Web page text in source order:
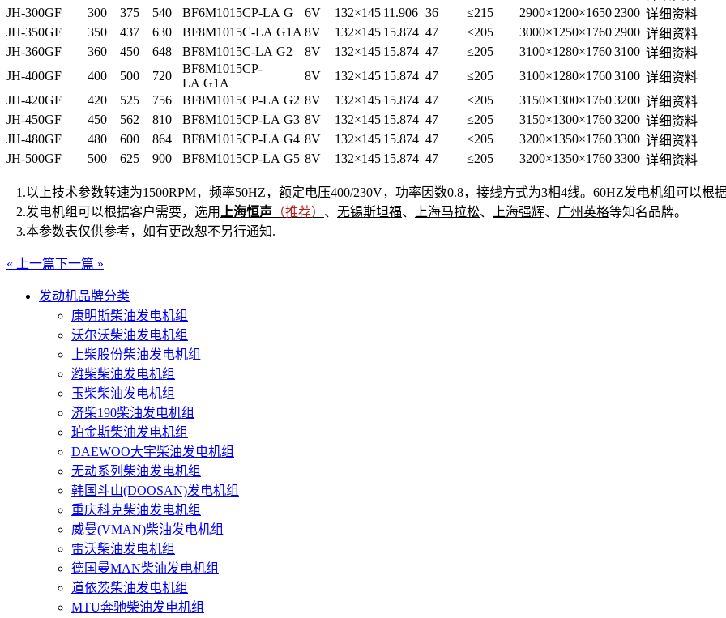
JH-300GF
300 375 540 BF6M1015CP-LA G 6V 132×145 11.906 36 ≤215 2900×1200×1650 2300 详细资料
JH-350GF
350 437 630 BF8M1015C-LA G1A 8V 132×145 15.874 47 ≤205 3000×1250×1760 2900 详细资料
JH-360GF
360 450 648 BF8M1015C-LA G2 8V 132×145 15.874 47 ≤205 3100×1280×17603100 详细资料
JH-400GF
400 500 720
BF8M1015CP-
LA G1A
8V 132×145 15.874 47 ≤205 3100×1280×17603100 详细资料
JH-420GF
420 525 756 BF8M1015CP-LA G2 8V 132×145 15.874 47 ≤205 3150×1300×17603200 详细资料
JH-450GF
450 562 810 BF8M1015CP-LA G3 8V 132×145 15.874 47 ≤205 3150×1300×17603200 详细资料
JH-480GF
480 600 864 BF8M1015CP-LA G4 8V 132×145 15.874 47 ≤205 3200×1350×17603300 详细资料
JH-500GF
500 625 900 BF8M1015CP-LA G5 8V 132×145 15.874 47 ≤205 3200×1350×17603300 详细资料
1.以上技术参数转速为1500RPM，频率50HZ，额定电压400/230V，功率因数0.8，接线方式为3相4线。60HZ发电机组可以根
2.发电机组可以根据客户需要，选用
上海恒声 （推荐） 、 无锡斯坦福、 上海马拉松、 上海强辉、 广州英格等知名品牌。
3.本参数表仅供参考，如有更改恕不另行通知.
« 上一篇下一篇 »
发动机品牌分类
康明斯柴油发电机组
沃尔沃柴油发电机组
上柴股份柴油发电机组
潍柴柴油发电机组
玉柴柴油发电机组
济柴190柴油发电机组
珀金斯柴油发电机组
DAEWOO大宇柴油发电机组
无动系列柴油发电机组
韩国斗山(DOOSAN)发电机组
重庆科克柴油发电机组
威曼(VMAN)柴油发电机组
雷沃柴油发电机组
德国曼MAN柴油发电机组
道依茨柴油发电机组
MTU奔驰柴油发电机组